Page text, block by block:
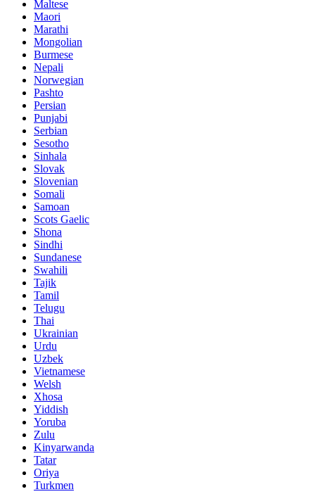
Maltese
Maori
Marathi
Mongolian
Burmese
Nepali
Norwegian
Pashto
Persian
Punjabi
Serbian
Sesotho
Sinhala
Slovak
Slovenian
Somali
Samoan
Scots Gaelic
Shona
Sindhi
Sundanese
Swahili
Tajik
Tamil
Telugu
Thai
Ukrainian
Urdu
Uzbek
Vietnamese
Welsh
Xhosa
Yiddish
Yoruba
Zulu
Kinyarwanda
Tatar
Oriya
Turkmen